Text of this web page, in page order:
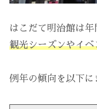
はこだて明治館は年
観光シーズンやイ
例年の傾向を以下に